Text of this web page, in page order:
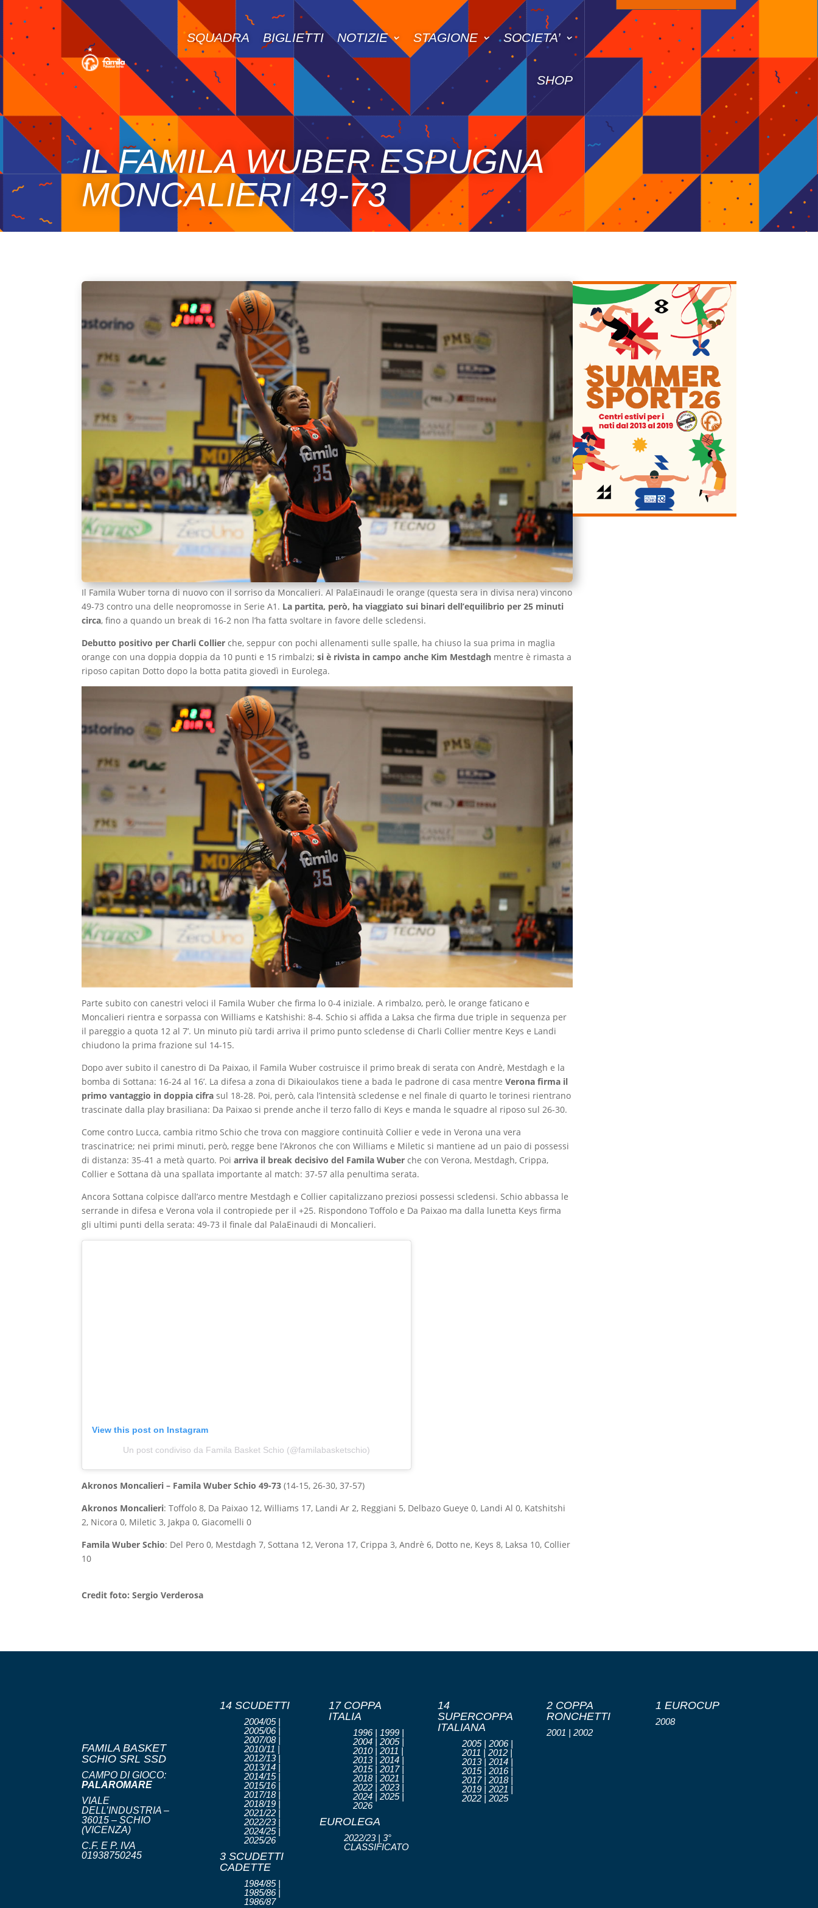
SQUADRA BIGLIETTI NOTIZIE STAGIONE SOCIETA’
SHOP
IL FAMILA WUBER ESPUGNA
MONCALIERI 49-73
Il Famila Wuber torna di nuovo con il sorriso da Moncalieri. Al PalaEinaudi le orange (questa sera in divisa nera) vincono
49-73 contro una delle neopromosse in Serie A1. La partita, però, ha viaggiato sui binari dell’equilibrio per 25 minuti
circa, fino a quando un break di 16-2 non l’ha fatta svoltare in favore delle scledensi.
Debutto positivo per Charli Collier che, seppur con pochi allenamenti sulle spalle, ha chiuso la sua prima in maglia
orange con una doppia doppia da 10 punti e 15 rimbalzi;si è rivista in campo anche Kim Mestdagh mentre è rimasta a
riposo capitan Dotto dopo la botta patita giovedì in Eurolega.
Parte subito con canestri veloci il Famila Wuber che firma lo 0-4 iniziale. A rimbalzo, però, le orange faticano e
Moncalieri rientra e sorpassa con Williams e Katshishi: 8-4. Schio si affida a Laksa che firma due triple in sequenza per
il pareggio a quota 12 al 7’. Un minuto più tardi arriva il primo punto scledense di Charli Collier mentre Keys e Landi
chiudono la prima frazione sul 14-15.
Dopo aver subito il canestro di Da Paixao, il Famila Wuber costruisce il primo break di serata con Andrè, Mestdagh e la
bomba di Sottana: 16-24 al 16’. La difesa a zona di Dikaioulakos tiene a bada le padrone di casa mentreVerona firma il
primo vantaggio in doppia cifra sul 18-28. Poi, però, cala l’intensità scledense e nel finale di quarto le torinesi rientrano
trascinate dalla play brasiliana: Da Paixao si prende anche il terzo fallo di Keys e manda le squadre al riposo sul 26-30.
Come contro Lucca, cambia ritmo Schio che trova con maggiore continuità Collier e vede in Verona una vera
trascinatrice; nei primi minuti, però, regge bene l’Akronos che con Williams e Miletic si mantiene ad un paio di possessi
di distanza: 35-41 a metà quarto. Poiarriva il break decisivo del Famila Wuber che con Verona, Mestdagh, Crippa,
Collier e Sottana dà una spallata importante al match: 37-57 alla penultima serata.
Ancora Sottana colpisce dall’arco mentre Mestdagh e Collier capitalizzano preziosi possessi scledensi. Schio abbassa le
serrande in difesa e Verona vola il contropiede per il +25. Rispondono Toffolo e Da Paixao ma dalla lunetta Keys firma
gli ultimi punti della serata: 49-73 il finale dal PalaEinaudi di Moncalieri.
View this post on Instagram
Un post condiviso da Famila Basket Schio (@familabasketschio)
Akronos Moncalieri – Famila Wuber Schio 49-73 (14-15, 26-30, 37-57)
Akronos Moncalieri: Toffolo 8, Da Paixao 12, Williams 17, Landi Ar 2, Reggiani 5, Delbazo Gueye 0, Landi Al 0, Katshitshi
2, Nicora 0, Miletic 3, Jakpa 0, Giacomelli 0
Famila Wuber Schio: Del Pero 0, Mestdagh 7, Sottana 12, Verona 17, Crippa 3, Andrè 6, Dotto ne, Keys 8, Laksa 10, Collier
10
Credit foto: Sergio Verderosa
FAMILA BASKET
SCHIO SRL SSD
CAMPO DI GIOCO:
PALAROMARE
VIALE
DELL’INDUSTRIA –
36015 – SCHIO
(VICENZA)
C.F. E P. IVA
01938750245
14 SCUDETTI
2004/05 |
2005/06 |
2007/08 |
2010/11 |
2012/13 |
2013/14 |
2014/15 |
2015/16 |
2017/18 |
2018/19 |
2021/22 |
2022/23 |
2024/25 |
2025/26
3 SCUDETTI
CADETTE
1984/85 |
1985/86 |
1986/87
17 COPPA
ITALIA
1996 | 1999 |
2004 | 2005 |
2010 | 2011 |
2013 | 2014 |
2015 | 2017 |
2018 | 2021 |
2022 | 2023 |
2024 | 2025 |
2026
EUROLEGA
2022/23 | 3°
CLASSIFICATO
14
SUPERCOPPA
ITALIANA
2005 | 2006 |
2011 | 2012 |
2013 | 2014 |
2015 | 2016 |
2017 | 2018 |
2019 | 2021 |
2022 | 2025
2 COPPA
RONCHETTI
2001 | 2002
1 EUROCUP
2008